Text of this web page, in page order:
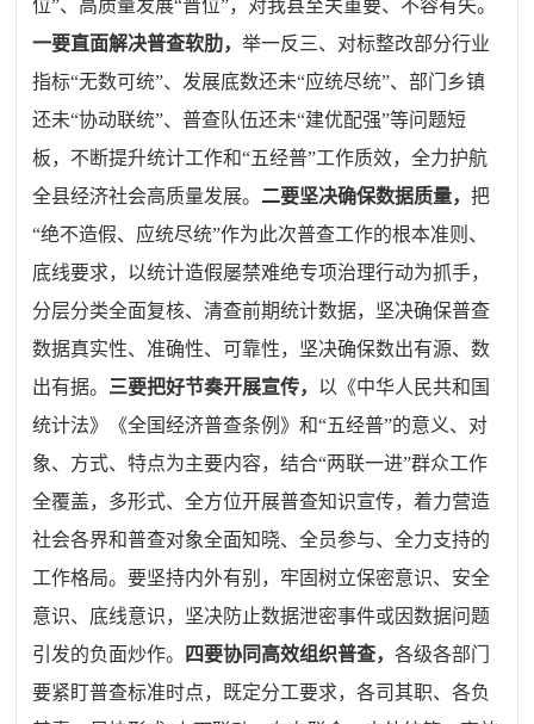
位”、高质量发展“晋位”，对我县至关重要、不容有失。
一要直面解决普查软肋，举一反三、对标整改部分行业
指标“无数可统”、发展底数还未“应统尽统”、部门乡镇
还未“协动联统”、普查队伍还未“建优配强”等问题短
板，不断提升统计工作和“五经普”工作质效，全力护航
全县经济社会高质量发展。 二要坚决确保数据质量，把
“绝不造假、应统尽统”作为此次普查工作的根本准则、
底线要求，以统计造假屡禁难绝专项治理行动为抓手，
分层分类全面复核、清查前期统计数据，坚决确保普查
数据真实性、准确性、可靠性，坚决确保数出有源、数
出有据。 三要把好节奏开展宣传， 以《中华人民共和国
统计法》《全国经济普查条例》和“五经普”的意义、对
象、方式、特点为主要内容，结合“两联一进”群众工作
全覆盖，多形式、全方位开展普查知识宣传，着力营造
社会各界和普查对象全面知晓、全员参与、全力支持的
工作格局。要坚持内外有别，牢固树立保密意识、安全
意识、底线意识，坚决防止数据泄密事件或因数据问题
引发的负面炒作。
四要协同高效组织普查，各级各部门
要紧盯普查标准时点，既定分工要求，各司其职、各负